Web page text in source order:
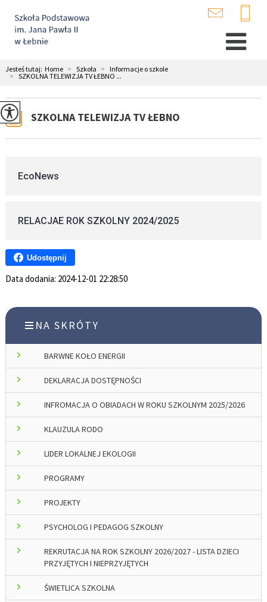
Jesteś tutaj: Home > Szkoła >
Informacje o szkole
> SZKOLNA TELEWIZJA TV ŁEBNO ...
SZKOLNA TELEWIZJA TV ŁEBNO
EcoNews
RELACJAE ROK SZKOLNY 2024/2025
Udostępnij
Data dodania: 2024-12-01 22:28:50
NA SKRÓTY
BARWNE KOŁO ENERGII
DEKLARACJA DOSTĘPNOŚCI
INFROMACJA O OBIADACH W ROKU SZKOLNYM 2025/2026
KLAUZULA RODO
LIDER LOKALNEJ EKOLOGII
PROGRAMY
PROJEKTY
PSYCHOLOG I PEDAGOG SZKOLNY
REKRUTACJA NA ROK SZKOLNY 2026/2027 - LISTA DZIECI
PRZYJĘTYCH I NIEPRZYJĘTYCH
ŚWIETLICA SZKOLNA